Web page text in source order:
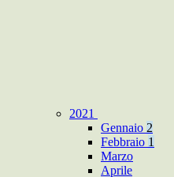
2021
Gennaio 2
Febbraio 1
Marzo
Aprile